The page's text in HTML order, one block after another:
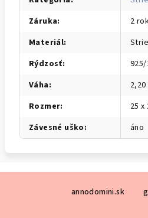
Záruka:
2
Materiál:
Rýdzosť:
Váha:
2,20
Rozmer:
25 x
Závesné uško: áno
annodomini.sk